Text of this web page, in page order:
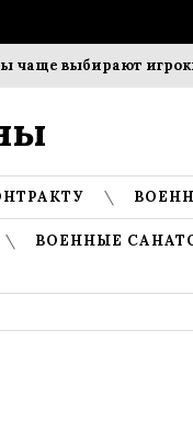
выбирают игроки?
ВОЕННЫЕ